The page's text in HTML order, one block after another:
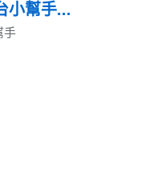
小幫手...
手